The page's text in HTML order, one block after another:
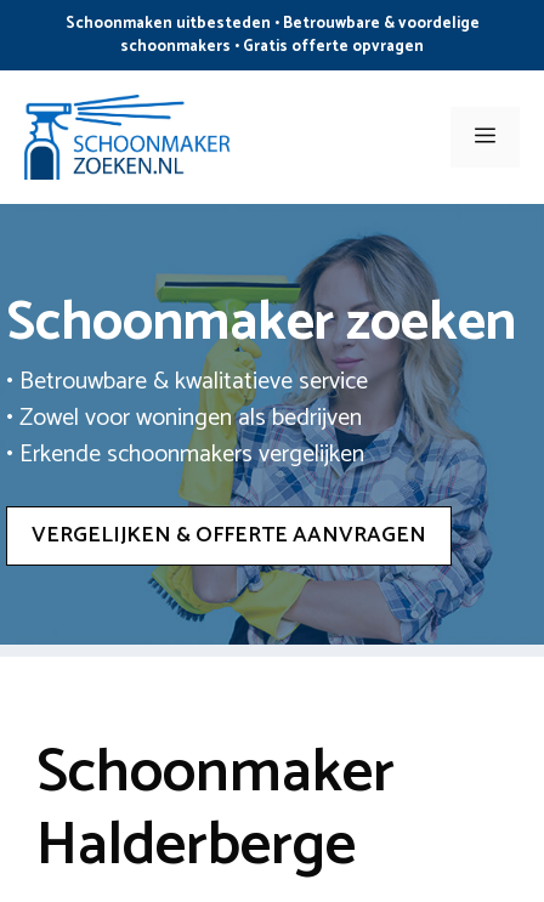
de
inhoud
Schoonmaken uitbesteden • Betrouwbare & voordelige
schoonmakers • Gratis offerte opvragen
Menu
Schoonmaker zoeken
• Betrouwbare & kwalitatieve service
• Zowel voor woningen als bedrijven
• Erkende schoonmakers vergelijken
VERGELIJKEN & OFFERTE AANVRAGEN
Schoonmaker
Halderberge